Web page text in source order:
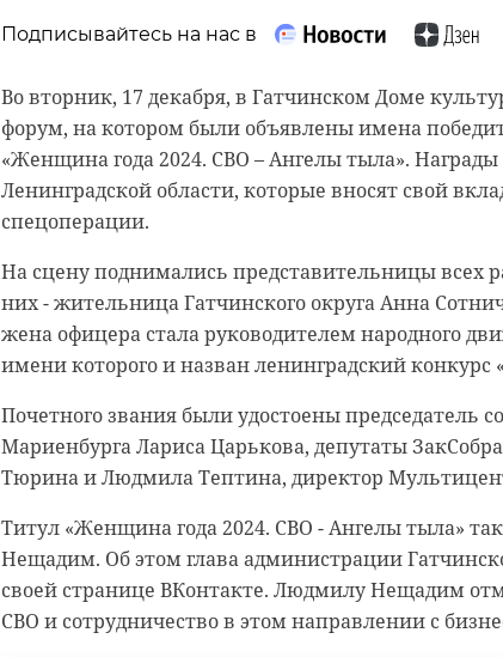
Подписывайтесь на нас в
Во вторник, 17 декабря, в Гатчинском Доме
форум, на котором были объявлены имена
«Женщина года 2024. СВО – Ангелы тыла».
Ленинградской области, которые вносят свой
спецоперации.
На сцену поднимались представительницы всех
них - жительница Гатчинского округа Анна
жена офицера стала руководителем народного
имени которого и назван ленинградский конкурс
Почетного звания были удостоены председатель
Мариенбурга Лариса Царькова, депутаты
Тюрина и Людмила Тептина, директор
Титул «Женщина года 2024. СВО - Ангелы тыла»
Нещадим. Об этом глава администрации
своей странице ВКонтакте. Людмилу Нещадим
СВО и сотрудничество в этом направлении с
Небо над
украсили световые
18 декабря 2024, 06:32
Подписывайтесь на нас в
В ночь на среду, 18 декабря, жители
удивительное явление - световые столбы. Для его
низкая температура воздуха и высокая влажность.
Фотографиями световых столбов очевидцы
«Астро Фото Болото». Чарующее явление
также вырос в Санкт-Петербурге - в районе
Пискаревском проспекте и Юго-западе Северной
Отметим, яркие светящиеся полосы
около -15 градусов, которая должна сочетаться с